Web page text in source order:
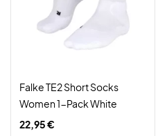
Falke TE2 Short Socks
Women 1-Pack White
22,95 €